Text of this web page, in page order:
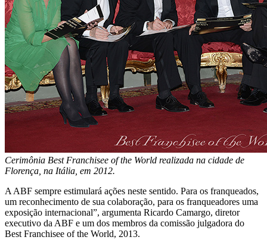
Cerimônia Best Franchisee of the World realizada na cidade de
Florença, na Itália, em 2012.
A ABF sempre estimulará ações neste sentido. Para os franqueados,
um reconhecimento de sua colaboração, para os franqueadores uma
exposição internacional”, argumenta Ricardo Camargo, diretor
executivo da ABF e um dos membros da comissão julgadora do
Best Franchisee of the World, 2013.